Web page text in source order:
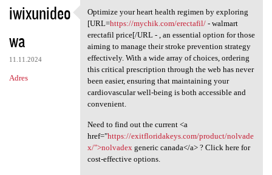
iwixunideo
wa
11.11.2024
Adres
Optimize your heart health
Optimize your heart health regimen by exploring
[URL=https://mychik.com/erectafil/- walmart
erectafil price[/URL - , an essential option for those
aiming to manage their stroke prevention strategy
effectively. With a wide array of choices, ordering
this critical prescription through the web has never
been easier, ensuring that maintaining your
cardiovascular well-being is both accessible and
convenient.
Need to find out the current <a
href="https://exitfloridakeys.com/product/nolvade
x/">nolvadexgeneric canada</a> ? Click here for
cost-effective options.